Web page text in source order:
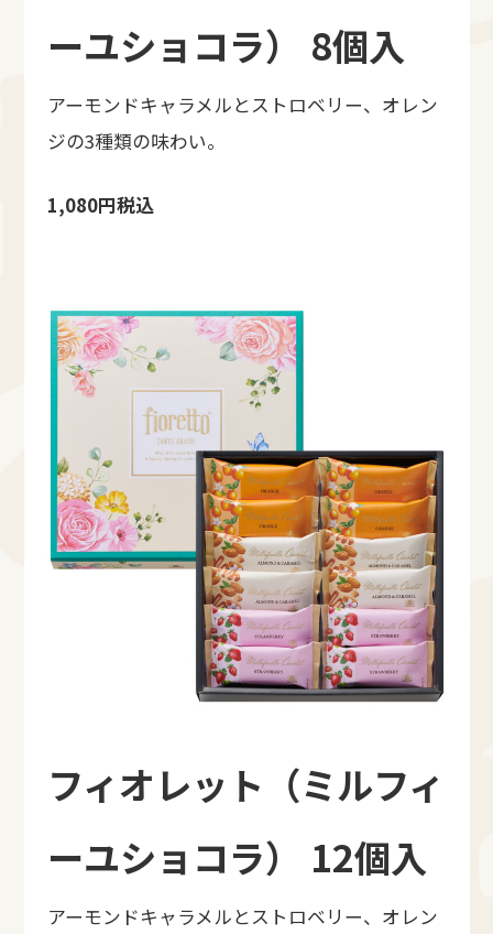
ーユショコラ） 8個入
アーモンドキャラメルとストロベリー、オレン
ジの3種類の味わい。
1,080円税込
フィオレット（ミルフィ
ーユショコラ） 12個入
アーモンドキャラメルとストロベリー、オレン